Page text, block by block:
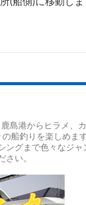
島港からヒラメ、
船釣りを楽しめま
ングまで色々なジャ
い。